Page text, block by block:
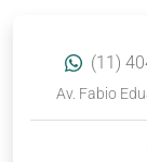
(11)
Av. Fabio